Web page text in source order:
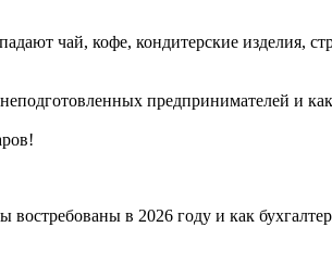
чай, кофе, кондитерские изделия,
предпринимателей и
в 2026 году и как